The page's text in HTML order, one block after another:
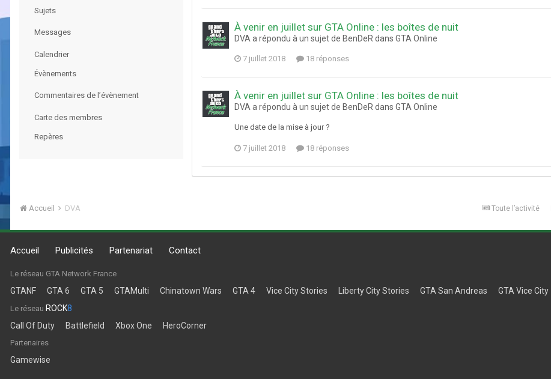
Sujets
Messages
Calendrier
Évènements
Commentaires de l’évènement
Carte des membres
Repères
À venir en juillet sur GTA Online : les boîtes de nuit
DVA a répondu à un sujet de BenDeR dans GTA Online
7 juillet 2018 18 réponses
À venir en juillet sur GTA Online : les boîtes de nuit
DVA a répondu à un sujet de BenDeR dans GTA Online
Une date de la mise à jour ?
7 juillet 2018 18 réponses
Toute l’activité
Accueil DVA
Accueil Publicités Partenariat Contact
Le réseau GTA Network France
GTANF GTA 6 GTA 5 GTAMulti Chinatown Wars GTA 4 Vice City Stories Liberty City Stories GTA San Andreas GTA Vice City
Le réseau ROCK8
Call Of Duty
Battlefield Xbox One HeroCorner
Partenaires
Gamewise